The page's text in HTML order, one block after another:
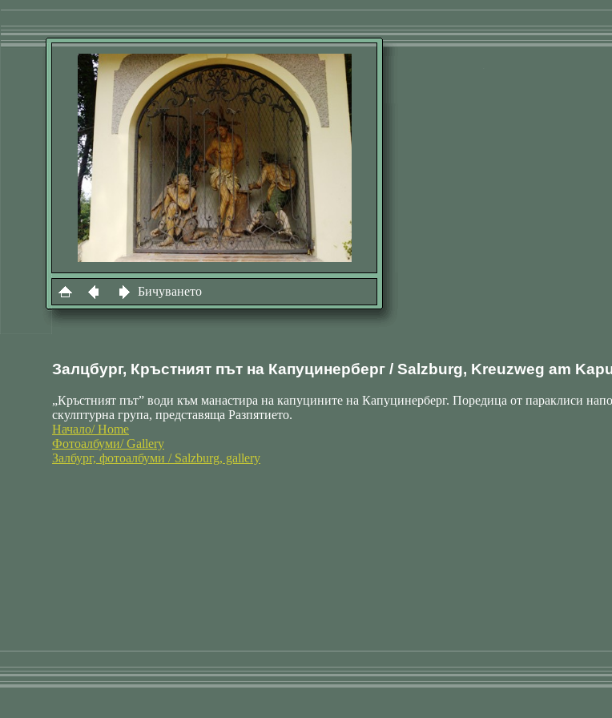
Залцбург, Кръстният път на Капуцинерберг / Salzburg, Kreuzweg am
„Кръстният път” води към манастира на капуцините на Капуцинерберг. Поредица от параклиси
скулптурна група, представяща Разпятието.
Начало/ Home
Фотоалбуми/ Gallery
Залбург, фотоалбуми / Salzburg, gallery
Бичуването